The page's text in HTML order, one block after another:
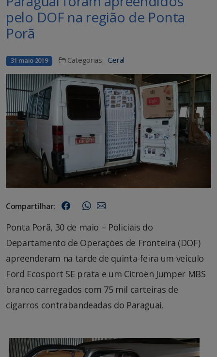
pelo DOF na região de Ponta
Porã
31 maio 2019 Categorias: Geral
Compartilhar:
Ponta Porã, 30 de maio – Policiais do
Departamento de Operações de Fronteira (DOF)
apreenderam na tarde de quinta-feira um veículo
Ford Ecosport SE prata e um Citroën Jumper MBS
branco carregados com 75 mil carteiras de
cigarros contrabandeadas do Paraguai.